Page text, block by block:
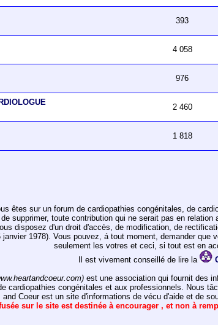
393
4 058
976
2 460
1 818
êtes sur un forum de cardiopathies congénitales, de
supprimer, toute contribution qui ne serait pas en
disposez d'un droit d'accès, de modification, de
1978). Vous pouvez, á tout moment, demander
seulement les votres et ceci, si tout est en
Il est vivement conseillé de lire la
est une association qui fournit des
cardiopathies congénitales et aux professionnels. Nous
and Coeur est un site d'informations de vécu d'aide et de
sur le site est destinée à encourager , et non à